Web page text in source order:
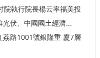
執行院長楊云率福美投
伏、中國國土經濟...
路1001號銀隆重 廈7層